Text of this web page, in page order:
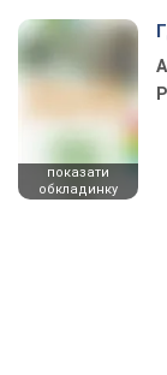
показати
обкладинку